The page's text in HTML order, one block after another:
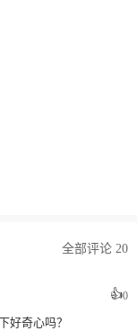
全部评论 20
👍0
好奇心吗？